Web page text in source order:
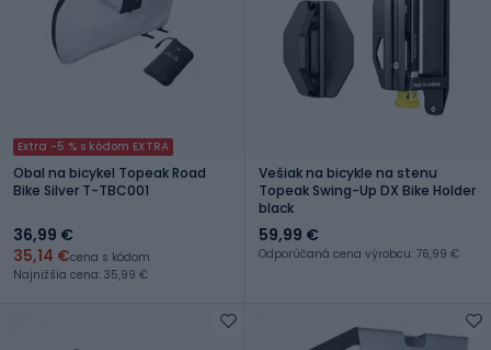
Extra -5 % s kódom EXTRA
Obal na bicykel Topeak Road
Bike Silver T-TBC001
36,99 €
35,14 €cena s kódom
Najnižšia cena: 35,99 €
Vešiak na bicykle na stenu
Topeak Swing-Up DX Bike Holder
black
59,99 €
Odporúčaná cena výrobcu: 76,99 €